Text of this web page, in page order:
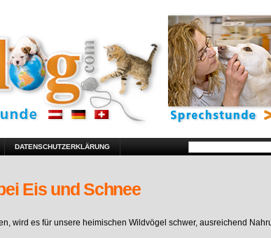
DATENSCHUTZERKLÄRUNG
Eis und Schnee
wird es für unsere heimischen Wildvögel schwer, ausreichend